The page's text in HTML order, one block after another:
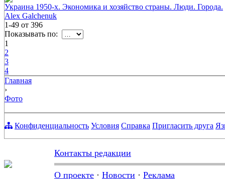
Украина 1950-х. Экономика и хозяйство страны. Люди. Города.
Alex Galchenuk
1-49 от 396
Показывать по:
1
2
3
4
Главная
›
Фото
Конфиденциальность Условия Справка Пригласить друга
Контакты редакции
О проекте · Новости · Реклама